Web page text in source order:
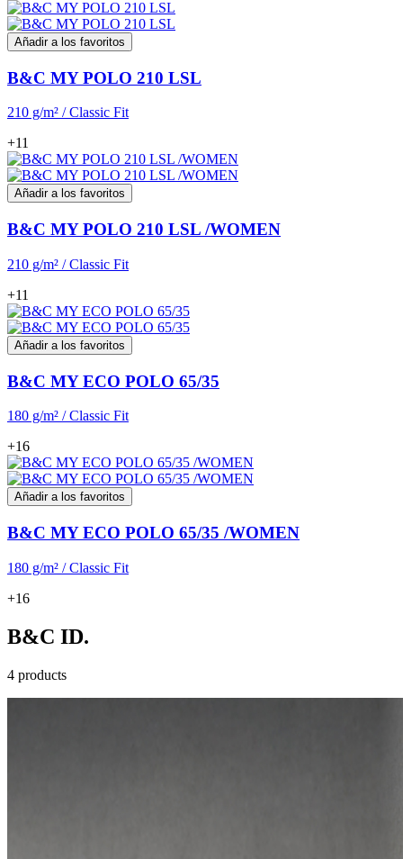
Añadir a los favoritos
B&C MY POLO 210 LSL
210 g/m² / Classic Fit
+11
Añadir a los favoritos
B&C MY POLO 210 LSL /WOMEN
210 g/m² / Classic Fit
+11
Añadir a los favoritos
B&C MY ECO POLO 65/35
180 g/m² / Classic Fit
+16
Añadir a los favoritos
B&C MY ECO POLO 65/35 /WOMEN
180 g/m² / Classic Fit
+16
B&C ID.
4 products